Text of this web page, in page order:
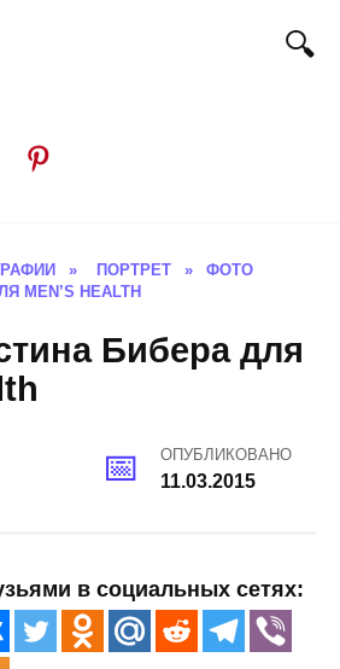
» ПОРТРЕТ »
ФОТО
HEALTH
Бибера для
ОПУБЛИКОВАНО
11.03.2015
в социальных сетях: